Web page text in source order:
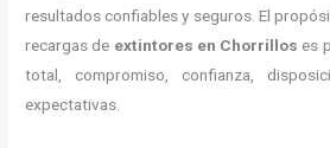
resultados confiables y seguros. El
recargas de extintores en Chorrillos es
total, compromiso, confianza,
expectativas.